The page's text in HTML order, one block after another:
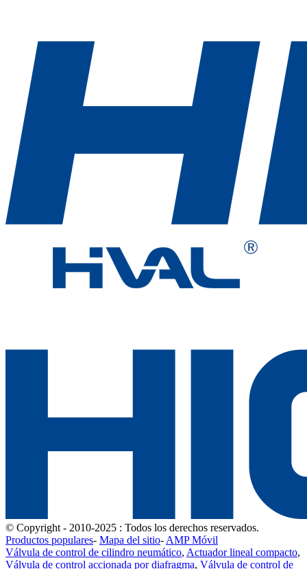
© Copyright - 2010-2025 : Todos los derechos reservados.
Productos populares- Mapa del sitio- AMP Móvil
Válvula de control de cilindro neumático, Actuador lineal compacto,
Válvula de control accionada por diafragma, Válvula de control de